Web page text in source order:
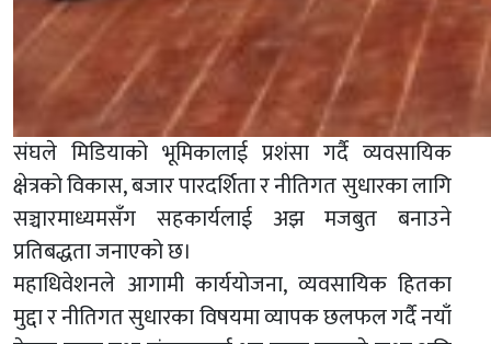
संघले मिडियाको भूमिकालाई प्रशंसा गर्दै व्यवसायिक
क्षेत्रको विकास, बजार पारदर्शिता र नीतिगत सुधारका लागि
सञ्चारमाध्यमसँग सहकार्यलाई अझ मजबुत बनाउने
प्रतिबद्धता जनाएको छ।
महाधिवेशनले आगामी कार्ययोजना, व्यवसायिक हितका
मुद्दा र नीतिगत सुधारका विषयमा व्यापक छलफल गर्दै नयाँ